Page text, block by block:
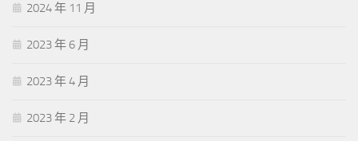
2024 年 11 月
2023 年 6 月
2023 年 4 月
2023 年 2 月